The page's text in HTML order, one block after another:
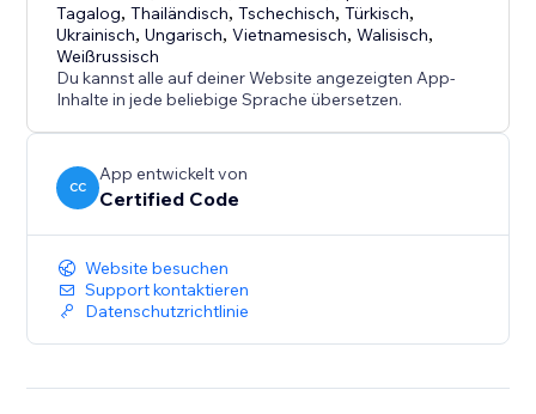
Tagalog,Thailändisch,Tschechisch,Türkisch,
Ukrainisch,Ungarisch,Vietnamesisch,Walisisch,
Weißrussisch
Du kannst alle auf deiner Website angezeigten App-
Inhalte in jede beliebige Sprache übersetzen.
CC
App entwickelt von
Certified Code
Website besuchen
Support kontaktieren
Datenschutzrichtlinie